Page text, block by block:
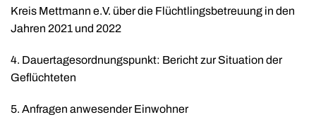
Kreis Mettmann e.V. über die Flüchtlingsbetreuung in den
Jahren 2021 und 2022
4. Dauertagesordnungspunkt: Bericht zur Situation der
Geflüchteten
5. Anfragen anwesender Einwohner